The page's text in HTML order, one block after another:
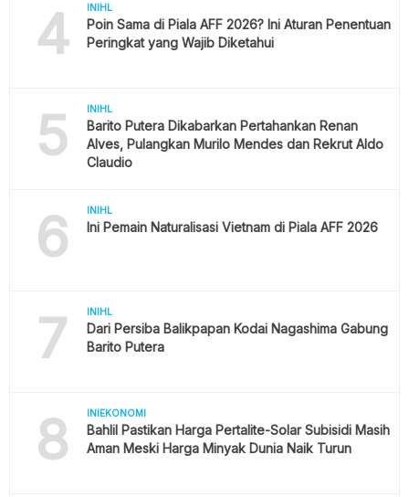
4 INIHL
Poin Sama di Piala AFF 2026? Ini Aturan Penentuan
Peringkat yang Wajib Diketahui
5 INIHL
Barito Putera Dikabarkan Pertahankan Renan
Alves, Pulangkan Murilo Mendes dan Rekrut Aldo
Claudio
6 INIHL
Ini Pemain Naturalisasi Vietnam di Piala AFF 2026
7 INIHL
Dari Persiba Balikpapan Kodai Nagashima Gabung
Barito Putera
8 INIEKONOMI
Bahlil Pastikan Harga Pertalite-Solar Subisidi Masih
Aman Meski Harga Minyak Dunia Naik Turun